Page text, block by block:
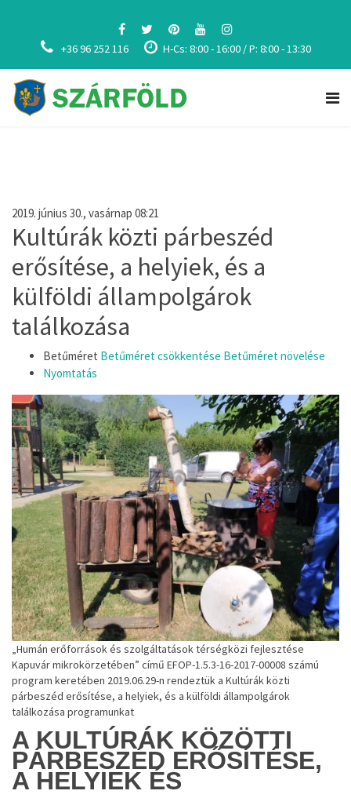
+36 96 252 116 H-Cs: 8:00 - 16:00 / P: 8:00 - 13:30
2019. június 30., vasárnap 08:21
Kultúrák közti párbeszéd
erősítése, a helyiek, és a
külföldi állampolgárok
találkozása
Betűméret Betűméret csökkentése Betűméret növelése
Nyomtatás
„Humán erőforrások és szolgáltatások térségközi fejlesztése
Kapuvár mikrokörzetében” című EFOP-1.5.3-16-2017-00008 számú
program keretében 2019.06.29-n rendeztük a Kultúrák közti
párbeszéd erősítése, a helyiek, és a külföldi állampolgárok
találkozása programunkat
A KULTÚRÁK KÖZÖTTI
PÁRBESZÉD ERŐSÍTÉSE,
A HELYIEK ÉS